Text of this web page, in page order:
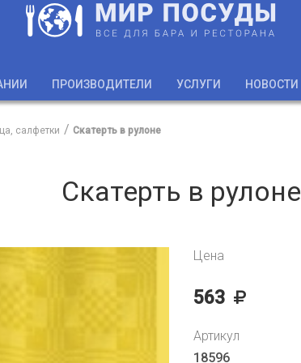
ПРОИЗВОДИТЕЛИ УСЛУГИ НОВОСТИ
салфетки Скатерть в рулоне
Скатерть в рулоне
Цена
563
Артикул
18596